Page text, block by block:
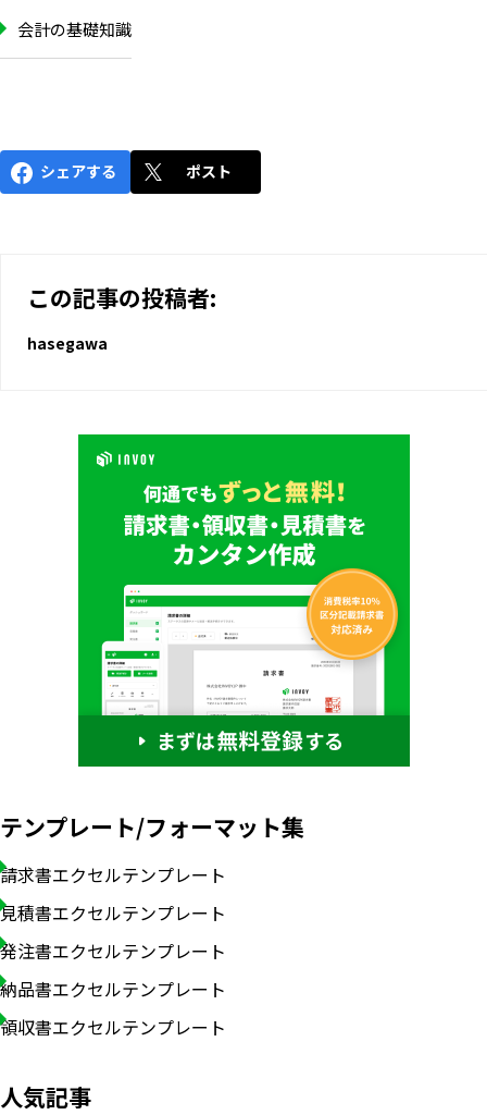
会計の基礎知識
シェアする ポスト
この記事の投稿者:
hasegawa
テンプレート/フォーマット集
請求書エクセルテンプレート
見積書エクセルテンプレート
発注書エクセルテンプレート
納品書エクセルテンプレート
領収書エクセルテンプレート
人気記事